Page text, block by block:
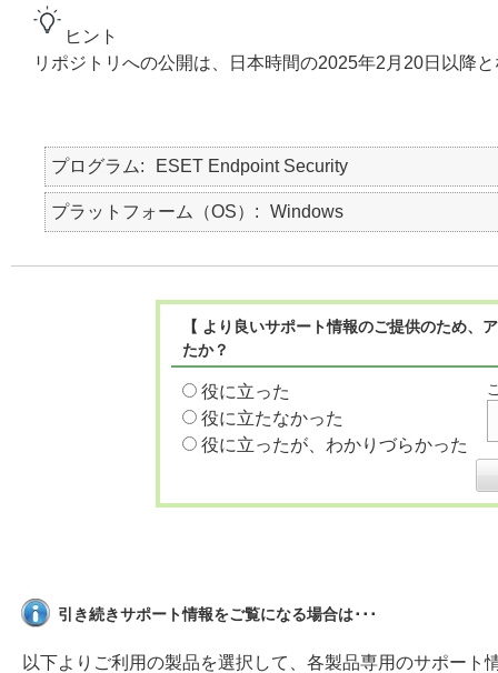
ヒント
リポジトリへの公開は、日本時間の2025年2月20日以降
プログラム ESET Endpoint Security
プラットフォーム（OS） Windows
【 より良いサポート情報のご提供のため
たか？
役に立った
役に立たなかった
役に立ったが、わかりづらかった
引き続きサポート情報をご覧になる場合は･･･
以下よりご利用の製品を選択して、各製品専用のサポート